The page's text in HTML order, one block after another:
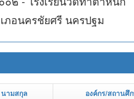
ภอนครชัยศรี นครปฐม
นามสกุล องค์กร/สถานศึ